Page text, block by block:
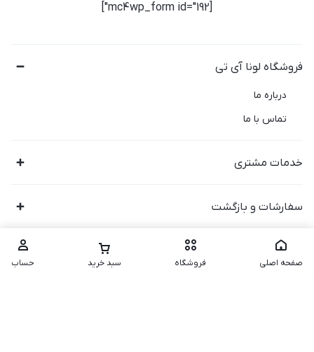
[mc4wp_form id="192"]
فروشگاه لونا آی تی
درباره ما
تماس با ما
خدمات مشتری
سفارشات و بازگشت
صفحه اصلی فروشگاه سبد خرید حساب